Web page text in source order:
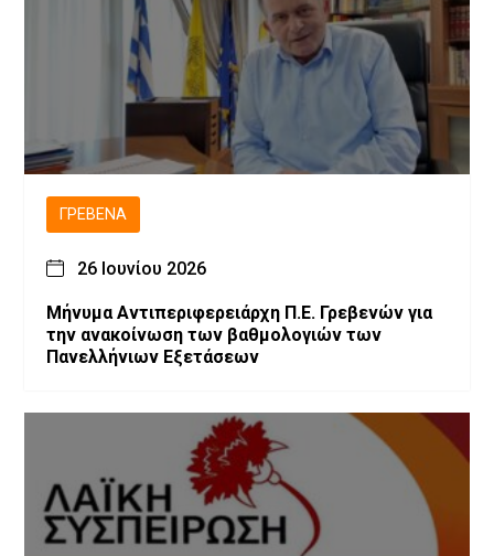
ΓΡΕΒΕΝΆ
26 Ιουνίου 2026
Μήνυμα Αντιπεριφερειάρχη Π.Ε. Γρεβενών για
την ανακοίνωση των βαθμολογιών των
Πανελλήνιων Εξετάσεων